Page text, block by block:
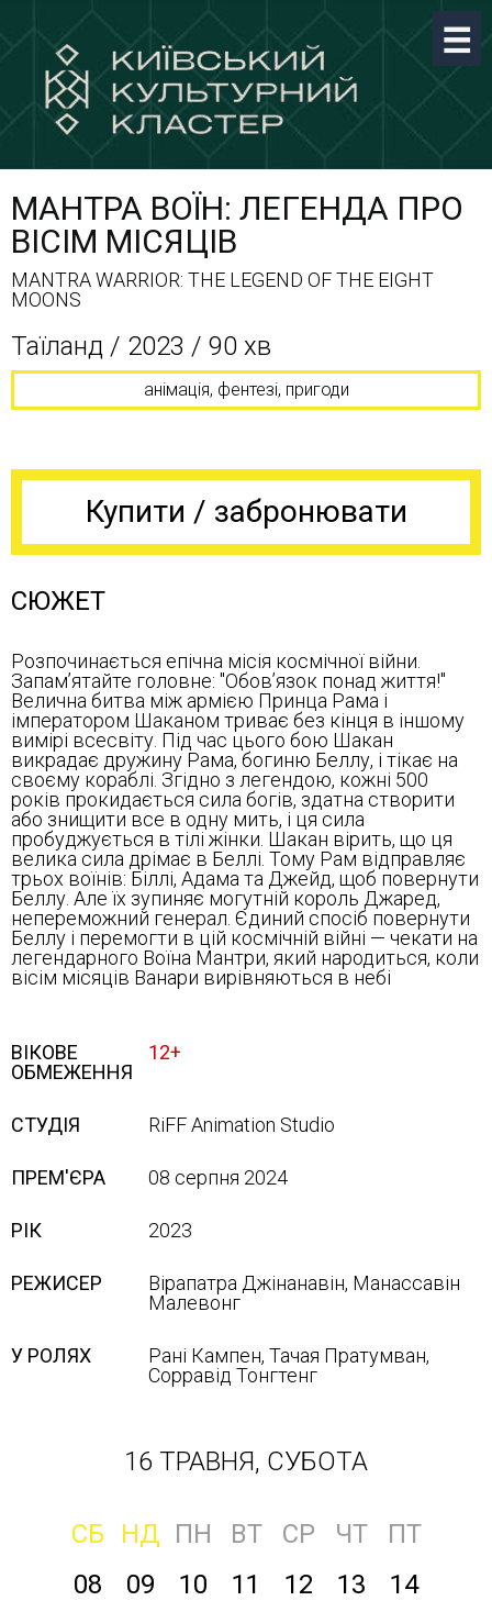
МАНТРА ВОЇН: ЛЕГЕНДА ПРО
ВІСІМ МІСЯЦІВ
MANTRA WARRIOR: THE LEGEND OF THE EIGHT
MOONS
Таїланд / 2023 / 90 хв
анімація, фентезі, пригоди
Купити / забронювати
СЮЖЕТ
Розпочинається епічна місія космічної війни.
Запам’ятайте головне: "Обов’язок понад життя!"
Велична битва між армією Принца Рама і
імператором Шаканом триває без кінця в іншому
вимірі всесвіту. Під час цього бою Шакан
викрадає дружину Рама, богиню Беллу, і тікає на
своєму кораблі. Згідно з легендою, кожні 500
років прокидається сила богів, здатна створити
або знищити все в одну мить, і ця сила
пробуджується в тілі жінки. Шакан вірить, що ця
велика сила дрімає в Беллі. Тому Рам відправляє
трьох воїнів: Біллі, Адама та Джейд, щоб повернути
Беллу. Але їх зупиняє могутній король Джаред,
непереможний генерал. Єдиний спосіб повернути
Беллу і перемогти в цій космічній війні — чекати на
легендарного Воїна Мантри, який народиться, коли
вісім місяців Ванари вирівняються в небі
ВІКОВЕ
ОБМЕЖЕННЯ
12+
СТУДІЯ RiFF Animation Studio
ПРЕМ'ЄРА 08 серпня 2024
РІК 2023
РЕЖИСЕР
Вірапатра Джінанавін, Манассавін
Малевонг
У РОЛЯХ
Рані Кампен, Тачая Пратумван,
Сорравід Тонгтенг
16 ТРАВНЯ, СУБОТА
СБ НД ПН ВТ СР ЧТ
ПТ
08
09 10 11 12 13 14